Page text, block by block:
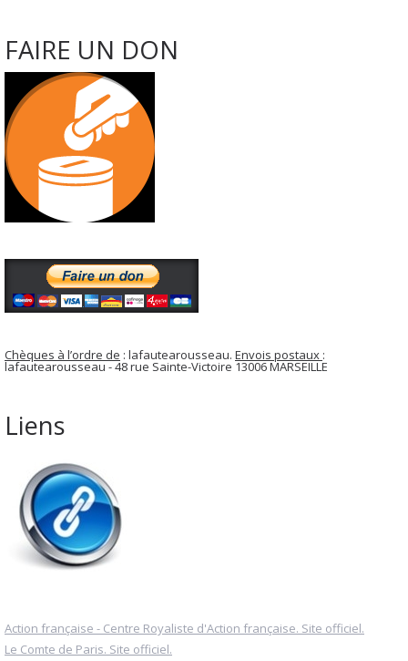
FAIRE UN DON
Chèques à l’ordre de : lafautearousseau. Envois postaux :
lafautearousseau - 48 rue Sainte-Victoire 13006 MARSEILLE
Liens
Action française - Centre Royaliste d'Action française. Site officiel.
Le Comte de Paris. Site officiel.